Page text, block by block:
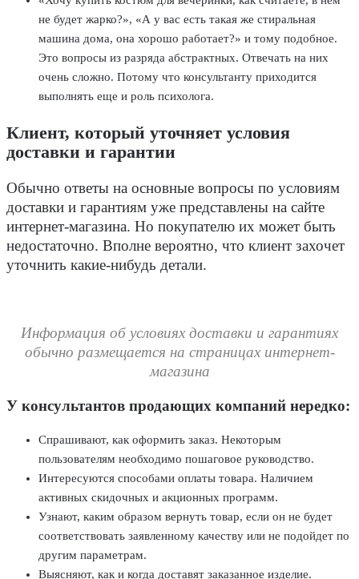
не будет жарко?», «А у вас есть такая же стиральная
машина дома, она хорошо работает?» и тому подобное.
Это вопросы из разряда абстрактных. Отвечать на них
очень сложно. Потому что консультанту приходится
выполнять еще и роль психолога.
Клиент, который уточняет условия
доставки и гарантии
Обычно ответы на основные вопросы по условиям
доставки и гарантиям уже представлены на сайте
интернет-магазина. Но покупателю их может быть
недостаточно. Вполне вероятно, что клиент захочет
уточнить какие-нибудь детали.
Информация об условиях доставки и гарантиях
обычно размещается на страницах интернет-
магазина
У консультантов продающих компаний нередко:
Спрашивают, как оформить заказ. Некоторым
пользователям необходимо пошаговое руководство.
Интересуются способами оплаты товара. Наличием
активных скидочных и акционных программ.
Узнают, каким образом вернуть товар, если он не будет
соответствовать заявленному качеству или не подойдет по
другим параметрам.
Выясняют, как и когда доставят заказанное изделие.